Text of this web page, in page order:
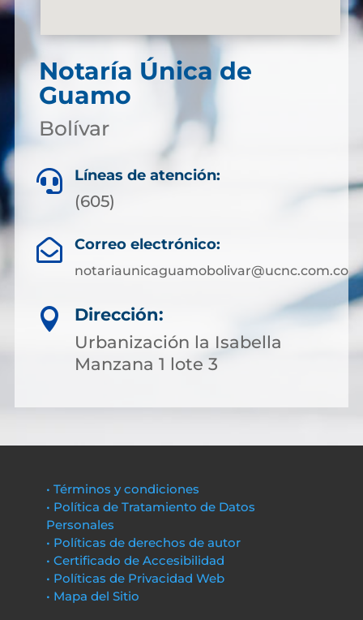
Notaría Única de
Guamo
Bolívar
 Líneas de atención:
(605)
 Correo electrónico:
notariaunicaguamobolivar@ucnc.com.co

Dirección:
Urbanización la Isabella
Manzana 1 lote 3
• Términos y condiciones
• Política de Tratamiento de Datos
Personales
• Políticas de derechos de autor
• Certificado de Accesibilidad
• Políticas de Privacidad Web
• Mapa del Sitio